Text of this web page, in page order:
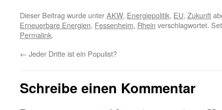
Dieser Beitrag wurde unterAKW, Energiepolitik, EU, Zukunft
Erneuerbare Energien, Fessenheim, Rhein verschlagwortet.
Permalink.
← Jeder Dritte ist ein Populist?
Schreibe einen Kommentar